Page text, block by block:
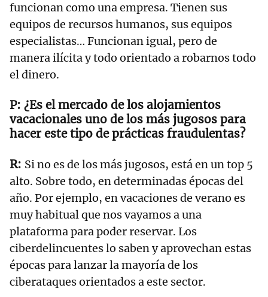
funcionan como una empresa. Tienen sus
equipos de recursos humanos, sus equipos
especialistas… Funcionan igual, pero de
manera ilícita y todo orientado a robarnos todo
el dinero.
¿Es el mercado de los alojamientos
vacacionales uno de los más jugosos para
hacer este tipo de prácticas fraudulentas?
Si no es de los más jugosos, está en un top 5
alto. Sobre todo, en determinadas épocas del
año. Por ejemplo, en vacaciones de verano es
muy habitual que nos vayamos a una
plataforma para poder reservar. Los
ciberdelincuentes lo saben y aprovechan estas
épocas para lanzar la mayoría de los
ciberataques orientados a este sector.